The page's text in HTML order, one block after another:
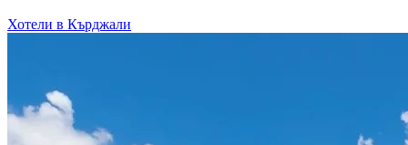
Хотели в Кърджали